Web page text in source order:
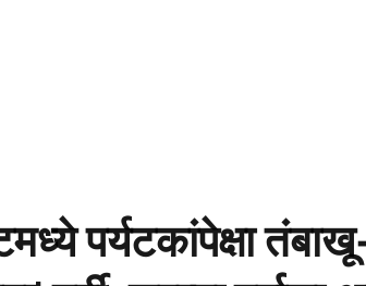
पर्यटकांपेक्षा